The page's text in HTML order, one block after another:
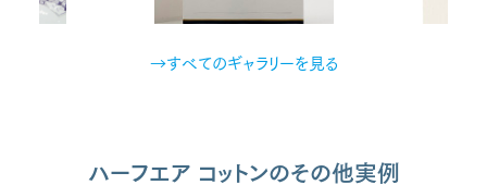
→すべてのギャラリーを見る
ハーフエア コットンのその他実例